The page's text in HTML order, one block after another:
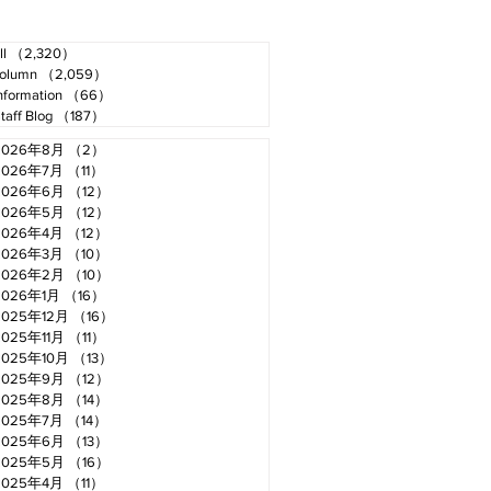
（2,320）
（2,059）
（66）
Blog
（187）
年8月 （2）
年7月
（11）
年6月
（12）
年5月
（12）
年4月
（12）
年3月
（10）
年2月
（10）
年1月
（16）
年12月
（16）
年11月
（11）
年10月
（13）
年9月
（12）
年8月
（14）
年7月
（14）
年6月
（13）
年5月
（16）
年4月
（11）